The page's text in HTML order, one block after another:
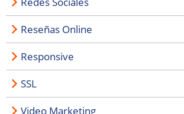
Reseñas Online
Responsive
SSL
Video Marketing